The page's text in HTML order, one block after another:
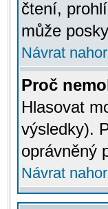
čtení,
může
Návrat
Proč
Hlasovat
výsledky).
oprávněný
Návrat